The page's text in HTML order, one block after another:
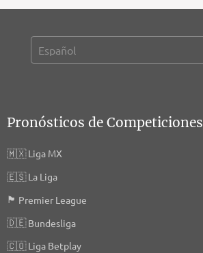
Pronósticos de Competiciones
🇲🇽Liga MX
🇪🇸La Liga
🏴󠁧󠁢󠁥󠁮󠁧󠁿 Premier League
🇩🇪Bundesliga
🇨🇴Liga Betplay